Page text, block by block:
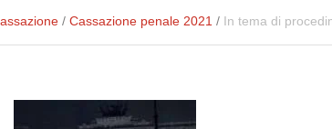
/ Cassazione penale 2021 / In tema di